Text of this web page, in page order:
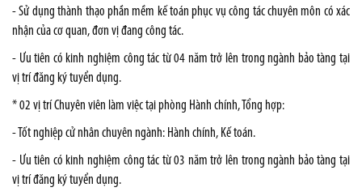
- Sử dụng thành thạo phần mềm kế toán phục vụ công tác chuyên môn có xác
nhận của cơ quan, đơn vị đang công tác.
- Ưu tiên có kinh nghiệm công tác từ 04 năm trở lên trong ngành bảo tàng tại
vị trí đăng ký tuyển dụng.
* 02 vị trí Chuyên viên làm việc tại phòng Hành chính, Tổng hợp:
- Tốt nghiệp cử nhân chuyên ngành: Hành chính, Kế toán.
- Ưu tiên có kinh nghiệm công tác từ 03 năm trở lên trong ngành bảo tàng tại
vị trí đăng ký tuyển dụng.